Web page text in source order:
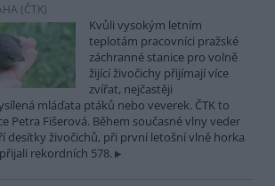
(ČTK)
Kvůli vysokým letním
teplotám pracovníci pražské
záchranné stanice pro volně
žijící živočichy přijímají více
zvířat, nejčastěji
mláďata ptáků nebo veverek. ČTK to
Petra Fišerová. Během současné vlny veder
desítky živočichů, při první letošní vlně horka
rekordních 578.